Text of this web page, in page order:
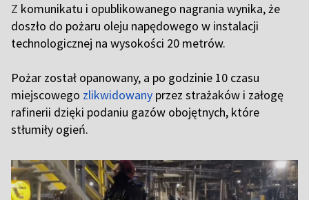
Z komunikatu i opublikowanego nagrania wynika, że
doszło do pożaru oleju napędowego w instalacji
technologicznej na wysokości 20 metrów.
Pożar został opanowany, a po godzinie 10 czasu
miejscowego zlikwidowany przez strażaków i załogę
rafinerii dzięki podaniu gazów obojętnych, które
stłumiły ogień.